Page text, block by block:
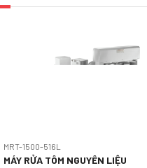
MRT-1500-516L
MÁY RỬA TÔM NGUYÊN LIỆU